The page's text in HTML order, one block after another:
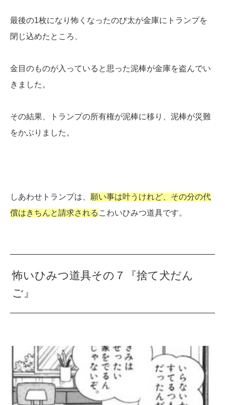
最後の1枚になり怖くなったのび太が金庫にトランプを
閉じ込めたところ、
金目のものが入っていると思った泥棒が金庫を盗んでい
きました。
その結果、トランプの所有権が泥棒に移り、泥棒が災難
をかぶりました。
しあわせトランプは、 願い事は叶うけれど、その分の代
償はきちんと請求される こわいひみつ道具です。
怖いひみつ道具その７『捨て犬だん
ご』